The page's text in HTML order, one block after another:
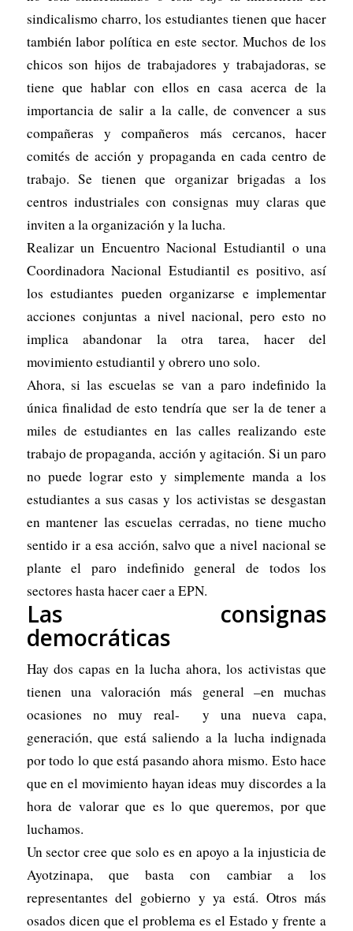
sindicalismo charro, los estudiantes tienen que hacer
también labor política en este sector. Muchos de los
chicos son hijos de trabajadores y trabajadoras, se
tiene que hablar con ellos en casa acerca de la
importancia de salir a la calle, de convencer a sus
compañeras y compañeros más cercanos, hacer
comités de acción y propaganda en cada centro de
trabajo. Se tienen que organizar brigadas a los
centros industriales con consignas muy claras que
inviten a la organización y la lucha.
Realizar un Encuentro Nacional Estudiantil o una
Coordinadora Nacional Estudiantil es positivo, así
los estudiantes pueden organizarse e implementar
acciones conjuntas a nivel nacional, pero esto no
implica abandonar la otra tarea, hacer del
movimiento estudiantil y obrero uno solo.
Ahora, si las escuelas se van a paro indefinido la
única finalidad de esto tendría que ser la de tener a
miles de estudiantes en las calles realizando este
trabajo de propaganda, acción y agitación. Si un paro
no puede lograr esto y simplemente manda a los
estudiantes a sus casas y los activistas se desgastan
en mantener las escuelas cerradas, no tiene mucho
sentido ir a esa acción, salvo que a nivel nacional se
plante el paro indefinido general de todos los
sectores hasta hacer caer a EPN.
Las consignas
democráticas
Hay dos capas en la lucha ahora, los activistas que
tienen una valoración más general –en muchas
ocasiones no muy real- y una nueva capa,
generación, que está saliendo a la lucha indignada
por todo lo que está pasando ahora mismo. Esto hace
que en el movimiento hayan ideas muy discordes a la
hora de valorar que es lo que queremos, por que
luchamos.
Un sector cree que solo es en apoyo a la injusticia de
Ayotzinapa, que basta con cambiar a los
representantes del gobierno y ya está. Otros más
osados dicen que el problema es el Estado y frente a